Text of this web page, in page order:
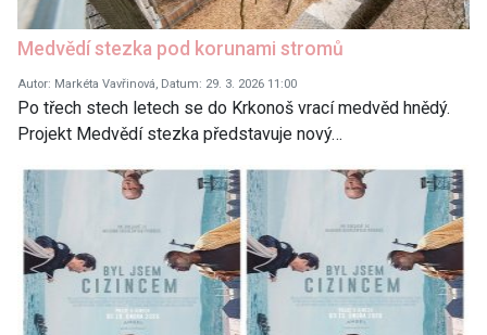
Medvědí stezka pod korunami stromů
Autor: Markéta Vavřinová, Datum: 29. 3. 2026 11:00
Po třech stech letech se do Krkonoš vrací medvěd hnědý.
Projekt Medvědí stezka představuje nový…